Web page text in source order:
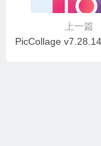
上一篇